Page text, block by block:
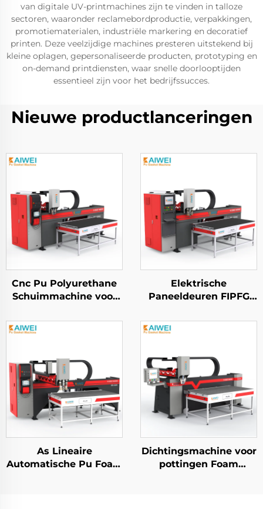
van digitale UV-printmachines zijn te vinden in talloze
sectoren, waaronder reclamebordproductie, verpakkingen,
promotiematerialen, industriële markering en decoratief
printen. Deze veelzijdige machines presteren uitstekend bij
kleine oplagen, gepersonaliseerde producten, prototyping en
on-demand printdiensten, waar snelle doorlooptijden
essentieel zijn voor het bedrijfssucces.
Nieuwe productlanceringen
Cnc Pu Polyurethane
Schuimmachine voor
Doseren en Sluiten
voor Elektrische
Elektrische
Paneeldeuren FIPFG
Polyurethane Potting
As Lineaire
Automatische Pu Foam
Dichtingsmachine voor
pottingen Foam